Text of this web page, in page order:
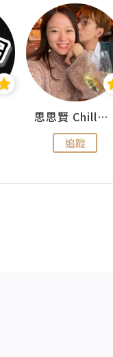
思思賢 ChillMyBabe
追蹤